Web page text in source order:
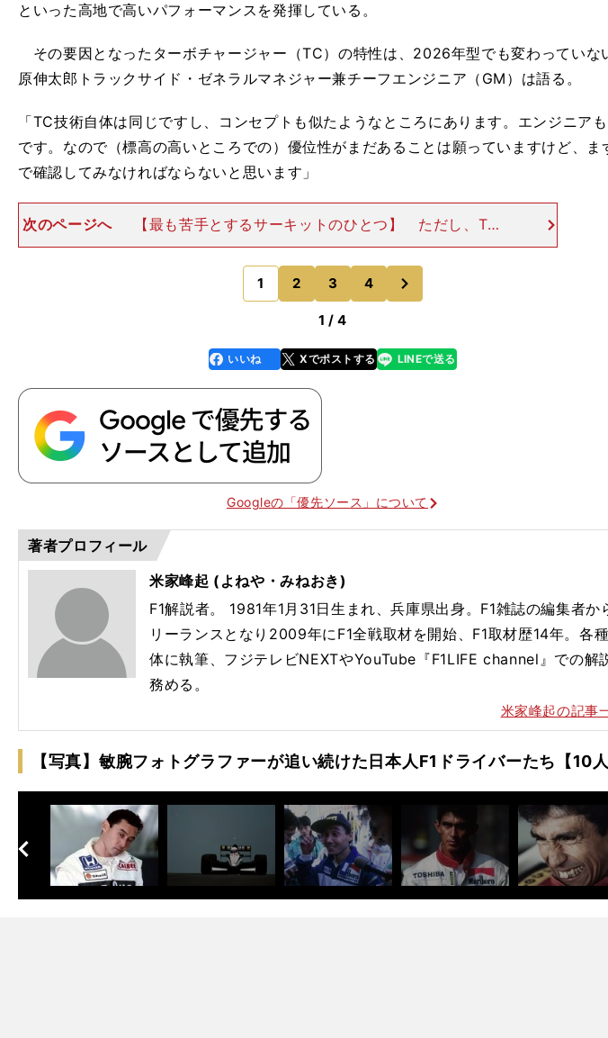
といった高地で高いパフォーマンスを発揮している。
その要因となったターボチャージャー（TC）の特性は、2026年型でも変わっていな
原伸太郎トラックサイド・ゼネラルマネジャー兼チーフエンジニア（GM）は語る。
「TC技術自体は同じですし、コンセプトも似たようなところにあります。エンジニア
です。なので（標高の高いところでの）優位性がまだあることは願っていますけど、ま
で確認してみなければならないと思います」
次のページへ
【最も苦手とするサーキットのひとつ】 ただし、TC
の優位性が生み出していたMGU-H（熱エネルギー回生システム）から
の発電量のアドバンテージは、2026年規定では消滅してしまった。
「去年まではTC
1 2 3 4
のページへ
1 / 4
faceboo
k
いいね Xでポストする
line LINEで送る
Googleの「優先ソース」について
著者プロフィール
米家峰起 (よねや・みねおき)
F1解説者。 1981年1月31日生まれ、兵庫県出身。F1雑誌の編集者か
リーランスとなり2009年にF1全戦取材を開始、F1取材歴14年。各
体に執筆、フジテレビNEXTやYouTube『F1LIFE channel』での解
務める。
米家峰起の記事
【写真】敏腕フォトグラファーが追い続けた日本人F1ドライバーたち【10人
次
へ
】
、
。
・